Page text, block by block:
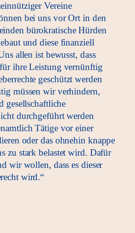
Vereine
bei uns vor Ort in den
bürokratische Hürden
und diese finanziell
allen ist bewusst, dass
ihre Leistung vernünftig
geschützt werden
müssen wir verhindern,
gesellschaftliche
durchgeführt werden
Tätige vor einer
oder das ohnehin knappe
zu stark belastet wird. Dafür
wir wollen, dass es dieser
wird.“